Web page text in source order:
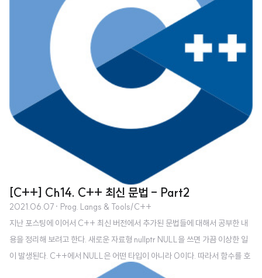
[C++] Ch14. C++ 최신 문법 - Part2
2021.06.07 · Prog. Langs & Tools/C++
지난 포스팅에 이어서 C++ 최신 버전에서 추가된 문법들에 대해서 공부한 내
용을 정리해 보려고 한다. 새로운 자료형 nullptr NULL을 쓰면 가끔 이상한 일
이 발생된다. C++에서 NULL은 어떤 타입이 아니라 0이다. 따라서 함수를 호
출할 때 적합하지가 않다. 따라서 nullptr가 등장하였다. nullptr는 null 포인터